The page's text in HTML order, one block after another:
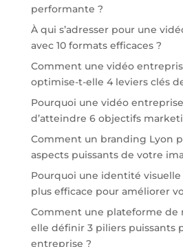
performante ?
À qui s’adresser pour une
avec 10 formats efficaces ?
Comment une vidéo
optimise-t-elle 4 leviers clés
Pourquoi une vidéo
d’atteindre 6 objectifs
Comment un branding Lyon
aspects puissants de votre
Pourquoi une identité visuelle
plus efficace pour améliorer
Comment une plateforme de
elle définir 3 piliers puissants
entreprise ?